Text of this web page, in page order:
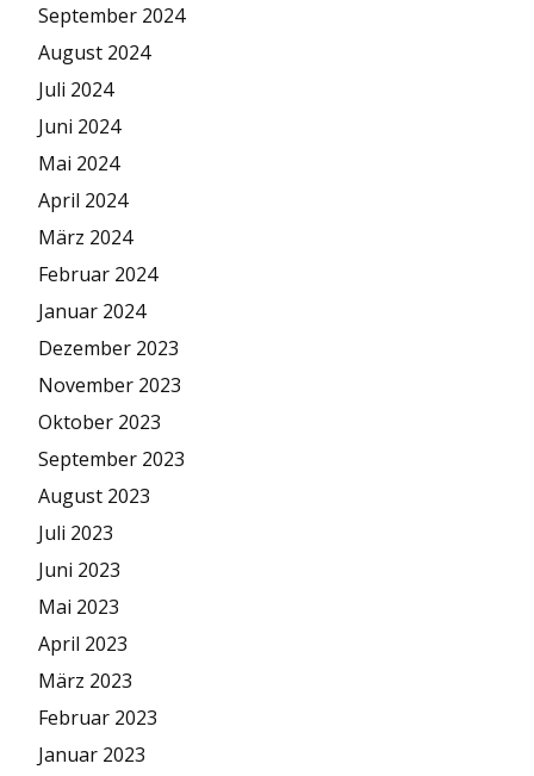
September 2024
August 2024
Juli 2024
Juni 2024
Mai 2024
April 2024
März 2024
Februar 2024
Januar 2024
Dezember 2023
November 2023
Oktober 2023
September 2023
August 2023
Juli 2023
Juni 2023
Mai 2023
April 2023
März 2023
Februar 2023
Januar 2023